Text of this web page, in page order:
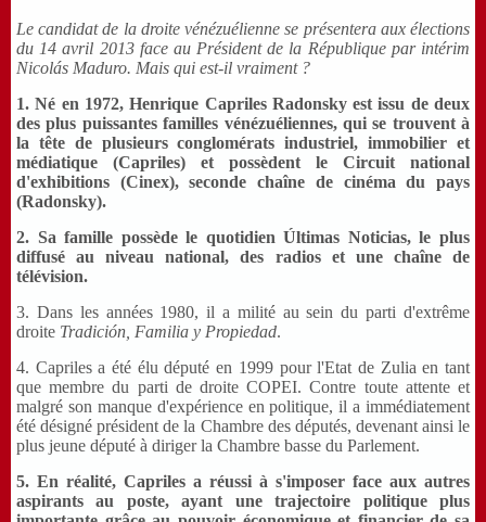
Le candidat de ladroite vénézuélienne se présentera aux élections
du 14 avril 2013 face au Président de la République par intérim
Nicolás Maduro. Mais qui est-il vraiment ?
1. Né en 1972, Henrique Capriles Radonsky est issu de deux
des plus puissantes familles vénézuéliennes, qui se trouvent à
la tête de plusieurs conglomérats industriel, immobilier et
médiatique (Capriles) et possèdent le Circuit national
d'exhibitions (Cinex), seconde chaîne de cinéma du pays
(Radonsky).
2. Sa famille possède le quotidien Últimas Noticias, le plus
diffusé au niveau national, des radios et une chaîne de
télévision.
3. Dans les années 1980, il a milité au sein du parti d'extrême
droite Tradición, Familia y Propiedad.
4. Capriles a été élu député en 1999 pour l'Etat de Zulia en tant
que membre du parti de droite COPEI. Contre toute attente et
malgré son manque d'expérience en politique, il a immédiatement
été désigné président de la Chambre des députés, devenant ainsi le
plus jeune député à diriger la Chambre basse du Parlement.
5. En réalité, Capriles a réussi à s'imposer face aux autres
aspirants au poste, ayant une trajectoire politique plus